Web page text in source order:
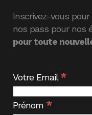
Inscrivez-vous
nos pass pour nos
pour toute
Votre Email*
Prénom *